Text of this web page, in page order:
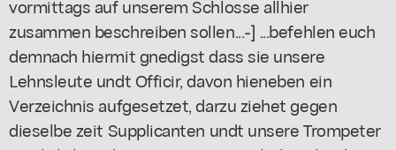
vormittags auf unserem Schlosse allhier
zusammen beschreiben sollen...-] ...befehlen euch
demnach hiermit gnedigst dass sie unsere
Lehnsleute undt Officir, davon hieneben ein
Verzeichnis aufgesetzet, darzu ziehet gegen
dieselbe zeit Supplicanten undt unsere Trompeter